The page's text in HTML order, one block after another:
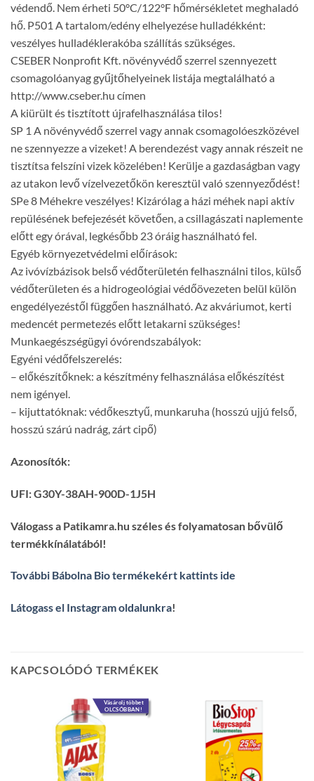
védendő. Nem érheti 50°C/122°F hőmérsékletet meghaladó
hő. P501 A tartalom/edény elhelyezése hulladékként:
veszélyes hulladéklerakóba szállítás szükséges.
CSEBER Nonprofit Kft. növényvédő szerrel szennyezett
csomagolóanyag gyűjtőhelyeinek listája megtalálható a
http://www.cseber.hu címen
A kiürült és tisztított újrafelhasználása tilos!
SP 1 A növényvédő szerrel vagy annak csomagolóeszközével
ne szennyezze a vizeket! A berendezést vagy annak részeit ne
tisztítsa felszíni vizek közelében! Kerülje a gazdaságban vagy
az utakon levő vízelvezetőkön keresztül való szennyeződést!
SPe 8 Méhekre veszélyes! Kizárólag a házi méhek napi aktív
repülésének befejezését követően, a csillagászati naplemente
előtt egy órával, legkésőbb 23 óráig használható fel.
Egyéb környezetvédelmi előírások:
Az ivóvízbázisok belső védőterületén felhasználni tilos, külső
védőterületen és a hidrogeológiai védőövezeten belül külön
engedélyezéstől függően használható. Az akváriumot, kerti
medencét permetezés előtt letakarni szükséges!
Munkaegészségügyi óvórendszabályok:
Egyéni védőfelszerelés:
– előkészítőknek: a készítmény felhasználása előkészítést
nem igényel.
– kijuttatóknak: védőkesztyű, munkaruha (hosszú ujjú felső,
hosszú szárú nadrág, zárt cipő)
Azonosítók:
UFI: G30Y-38AH-900D-1J5H
Válogass a Patikamra.hu széles és folyamatosan bővülő
termékkínálatából!
További Bábolna Bio termékekért kattints ide
Látogass el Instagram oldalunkra!
KAPCSOLÓDÓ TERMÉKEK
Vásárolj többet
OLCSÓBBAN!